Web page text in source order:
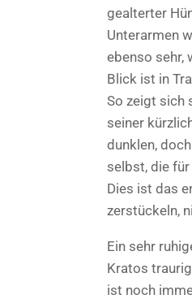
gealterter
Unterarmen
ebenso sehr,
Blick ist in
So zeigt sich
seiner
dunklen,
selbst, die
Dies ist das
zerstückeln,
Ein sehr
Kratos
ist noch